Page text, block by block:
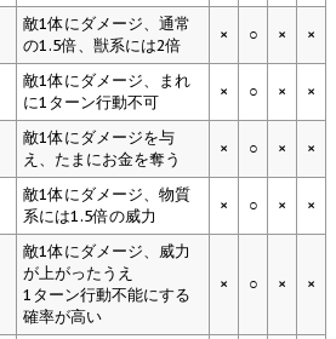
敵1体にダメージ、通常
の1.5倍、獣系には2倍
× ○ × ×
敵1体にダメージ、まれ
に1ターン行動不可
× ○ × ×
敵1体にダメージを与
え、たまにお金を奪う
× ○ × ×
敵1体にダメージ、物質
系には1.5倍の威力
× ○ × ×
敵1体にダメージ、威力
が上がったうえ
1ターン行動不能にする
確率が高い
× ○ × ×